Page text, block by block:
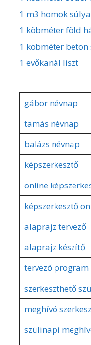
1 m3 homok
1 köbméter föld
1 köbméter beton
1 evőkanál liszt
gábor névnap
tamás névnap
balázs névnap
képszerkesztő
online
képszerkesztő
alaprajz tervező
alaprajz készítő
tervező program
szerkeszthető
meghívó
szülinapi